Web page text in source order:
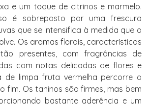
e um toque de citrinos e marmelo.
é sobreposto por uma frescura
que se intensifica à medida que o
Os aromas florais, característicos
presentes, com fragrâncias de
com notas delicadas de flores e
de limpa fruta vermelha percorre o
fim. Os taninos são firmes, mas bem
bastante aderência e um